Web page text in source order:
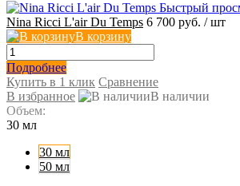
Быстрый
Nina Ricci L'air Du Temps 6 700 руб. / шт
В корзину
Подробнее
Купить в 1 клик Сравнение
В избранное
В наличии
Объем:
30 мл
30 мл
50 мл